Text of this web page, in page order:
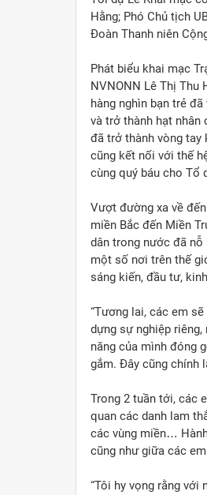
Hằng; Phó Chủ tịch
Đoàn Thanh niên
Phát biểu khai mạc
NVNONN Lê Thị Thu
hàng nghìn bạn trẻ
và trở thành hạt nhân
đã trở thành vòng tay
cũng kết nối với thế
cùng quý báu cho Tổ
Vượt đường xa về
miền Bắc đến Miền
dân trong nước đã
một số nơi trên thế
sáng kiến, đầu tư,
“Tương lai, các em
dựng sự nghiệp
năng của mình đóng
gắm. Đây cũng chính
Trong 2 tuần tới, các
quan các danh lam
các vùng miền…
cũng như giữa các
“Tôi hy vọng rằng